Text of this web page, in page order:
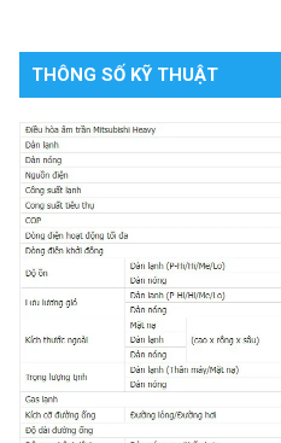
THÔNG SỐ KỸ THUẬT